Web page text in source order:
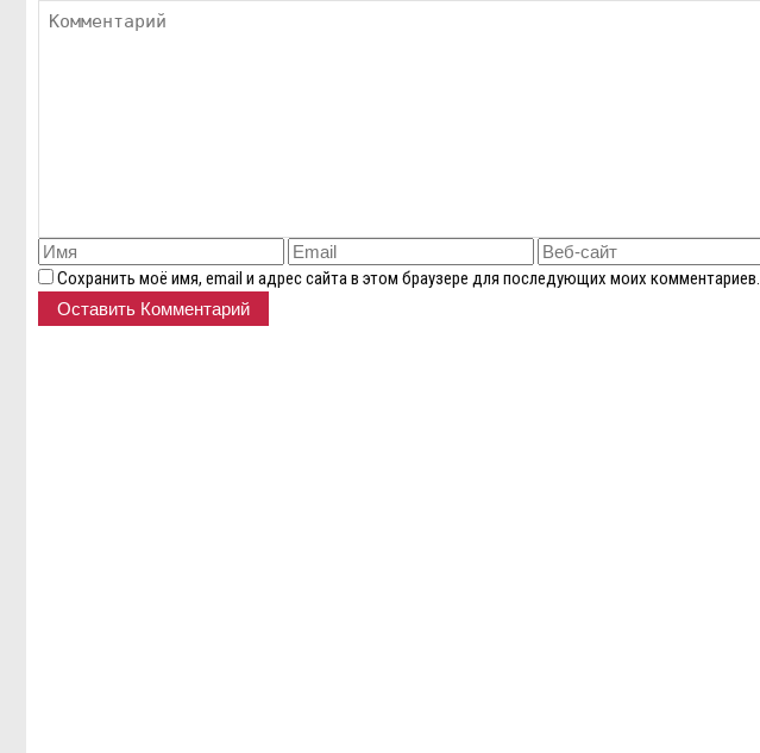
Сохранить моё имя, email и адрес сайта в этом браузере для последующих моих комментариев.